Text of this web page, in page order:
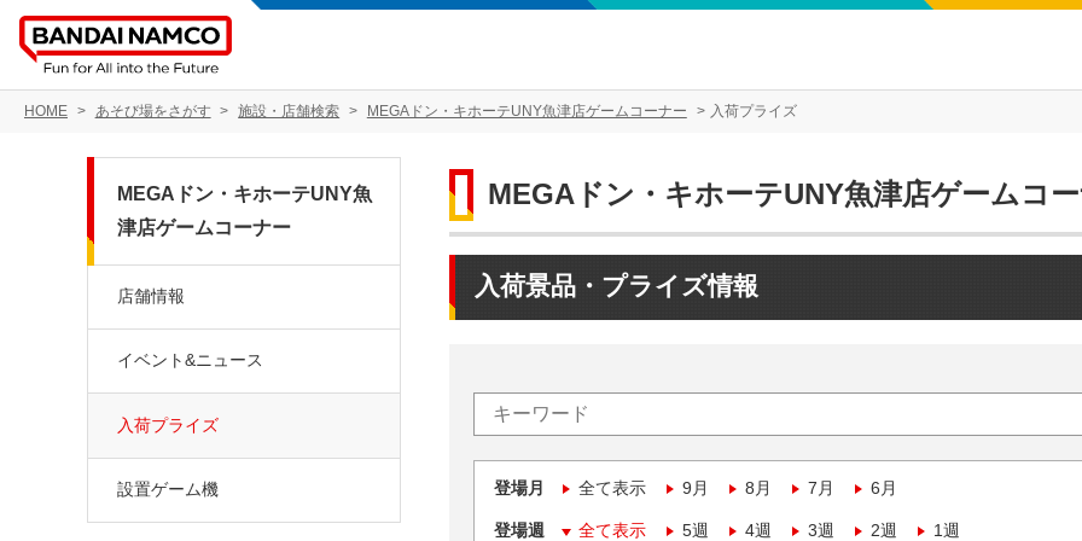
HOME あそび場をさがす 施設・店舗検索 MEGAドン・キホーテUNY魚津店ゲームコーナー 入荷プライズ
MEGAドン・キホーテUNY魚津店ゲームコ
入荷景品・プライズ情報
登場月 全て表示 9月 8月 7月 6月
登場週 全て表示 5週 4週 3週 2週 1週
MEGAドン・キホーテUNY魚
津店ゲームコーナー
店舗情報
イベント&ニュース
入荷プライズ
設置ゲーム機